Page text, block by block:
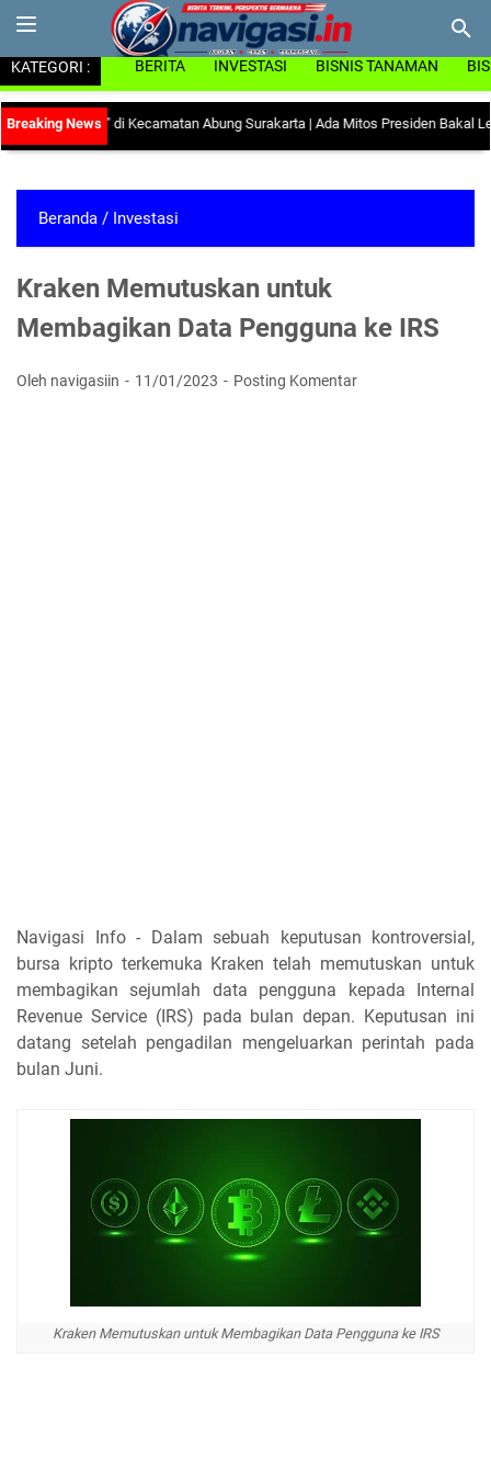
KATEGORI : BERITA INVESTASI BISNIS TANAMAN
Darah" di Kecamatan Abung Surakarta|Ada Mitos Presiden Bakal Lengser
Beranda / Investasi
Kraken Memutuskan untuk
Membagikan Data Pengguna ke IRS
Oleh navigasiin 11/01/2023 Posting Komentar
Navigasi Info - Dalam sebuah keputusan kontroversial,
bursa kripto terkemuka Kraken telah memutuskan untuk
membagikan sejumlah data pengguna kepada Internal
Revenue Service (IRS) pada bulan depan. Keputusan ini
datang setelah pengadilan mengeluarkan perintah pada
bulan Juni.
Kraken Memutuskan untuk Membagikan Data Pengguna ke IRS